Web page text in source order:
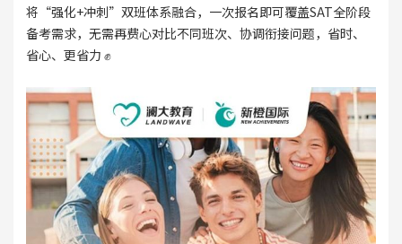
将“强化+冲刺”双班体系融合，一次报名即可覆盖SAT全阶段
备考需求，无需再费心对比不同班次、协调衔接问题，省时、
省心、更省力 ✊